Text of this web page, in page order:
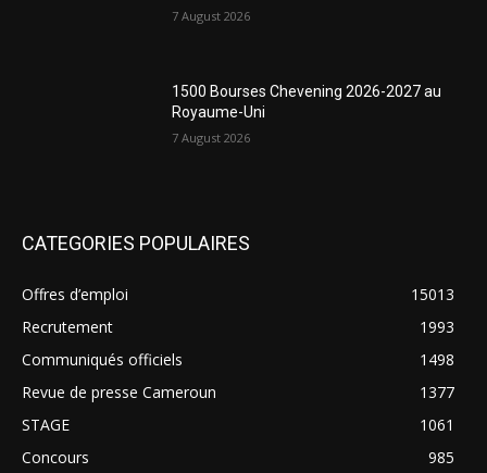
7 August 2026
1500 Bourses Chevening 2026-2027 au
Royaume-Uni
7 August 2026
CATEGORIES POPULAIRES
Offres d’emploi
15013
Recrutement
1993
Communiqués officiels
1498
Revue de presse Cameroun
1377
STAGE
1061
Concours
985